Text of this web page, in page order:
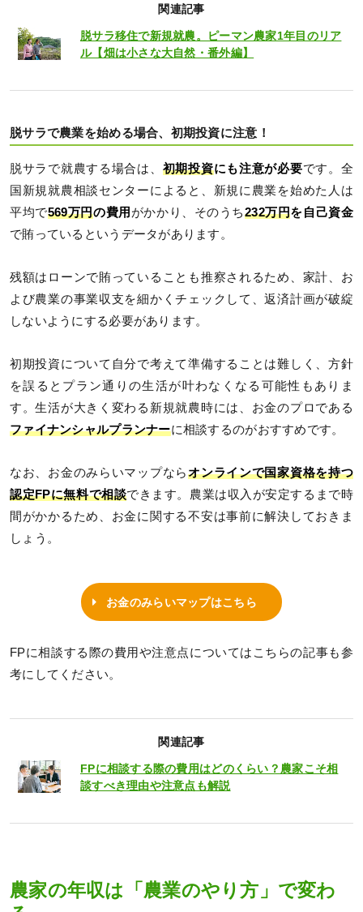
関連記事
脱サラ移住で新規就農。ピーマン農家1年目のリア
ル【畑は小さな大自然・番外編】
脱サラで農業を始める場合、初期投資に注意！
脱サラで就農する場合は、 初期投資にも注意が必要です。全
国新規就農相談センターによると、新規に農業を始めた人は
平均で569万円の費用 がかかり、そのうち232万円を自己資金
で賄っているというデータがあります。
残額はローンで賄っていることも推察されるため、家計、お
よび農業の事業収支を細かくチェックして、返済計画が破綻
しないようにする必要があります。
初期投資について自分で考えて準備することは難しく、方針
を誤るとプラン通りの生活が叶わなくなる可能性もありま
す。生活が大きく変わる新規就農時には、お金のプロである
ファイナンシャルプランナーに相談するのがおすすめです。
なお、お金のみらいマップならオンラインで国家資格を持つ
認定FPに無料で相談できます。農業は収入が安定するまで時
間がかかるため、お金に関する不安は事前に解決しておきま
しょう。
お金のみらいマップはこちら
FPに相談する際の費用や注意点についてはこちらの記事も参
考にしてください。
関連記事
FPに相談する際の費用はどのくらい？農家こそ相
談すべき理由や注意点も解説
農家の年収は「農業のやり方」で変わ